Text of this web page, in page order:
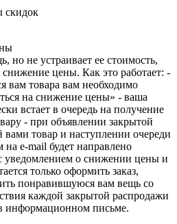
скидок
но не устраивает ее стоимость,
цены. Как это работает: -
вам товара вам необходимо
на снижение цены» - ваша
встает в очередь на получение
- при объявлении закрытой
товар и наступлении очереди
e-mail будет направлено
уведомлением о снижении цены и
только оформить заказ,
понравившуюся вам вещь со
каждой закрытой распродажи
информационном письме.